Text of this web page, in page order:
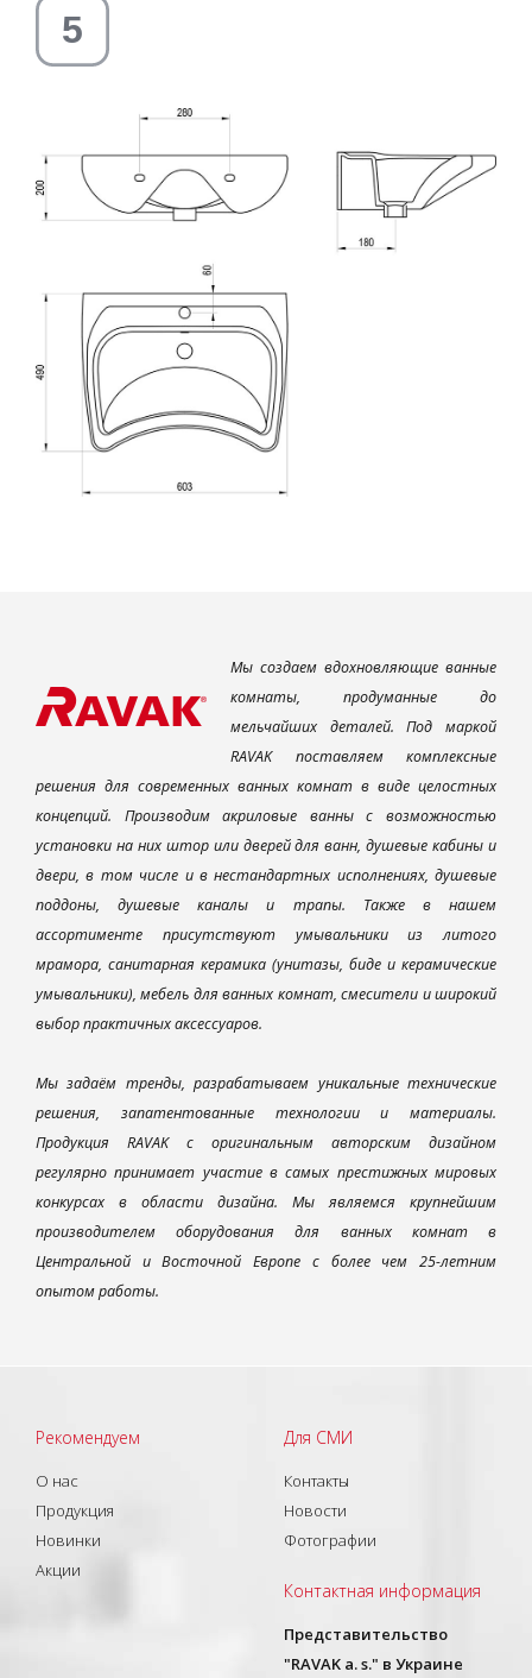
Мы создаем вдохновляющие ванные
комнаты, продуманные до
мельчайших деталей. Под маркой
RAVAK поставляем комплексные
решения для современных ванных комнат в виде целостных
концепций. Производим акриловые ванны с возможностью
установки на них штор или дверей для ванн, душевые кабины и
двери, в том числе и в нестандартных исполнениях, душевые
поддоны, душевые каналы и трапы. Также в нашем
ассортименте присутствуют умывальники из литого
мрамора, санитарная керамика (унитазы, биде и керамические
умывальники), мебель для ванных комнат, смесители и широкий
выбор практичных аксессуаров.
Мы задаём тренды, разрабатываем уникальные технические
решения, запатентованные технологии и материалы.
Продукция RAVAK с оригинальным авторским дизайном
регулярно принимает участие в самых престижных мировых
конкурсах в области дизайна. Мы являемся крупнейшим
производителем оборудования для ванных комнат в
Центральной и Восточной Европе с более чем 25-летним
опытом работы.
Рекомендуем
О нас
Продукция
Новинки
Акции
Для СМИ
Контакты
Новости
Фотографии
Контактная информация
Представительство
"RAVAK a. s." в Украине